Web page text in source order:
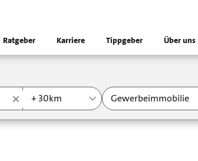
Ratgeber Karriere Tippgeber Über uns
+ 30km Gewerbeimmobilie